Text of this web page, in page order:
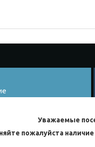
Уважаемые
пожалуйста